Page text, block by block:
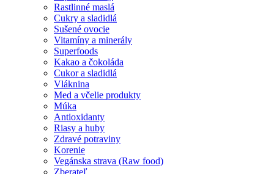
Rastlinné maslá
Cukry a sladidlá
Sušené ovocie
Vitamíny a minerály
Superfoods
Kakao a čokoláda
Cukor a sladidlá
Vláknina
Med a včelie produkty
Múka
Antioxidanty
Riasy a huby
Zdravé potraviny
Korenie
Vegánska strava (Raw food)
Zberateľ